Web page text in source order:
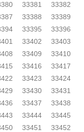
33381
33382
33388
33389
33395
33396
33402
33403
33409
33410
33416
33417
33423
33424
33430
33431
33437
33438
33444
33445
33451
33452